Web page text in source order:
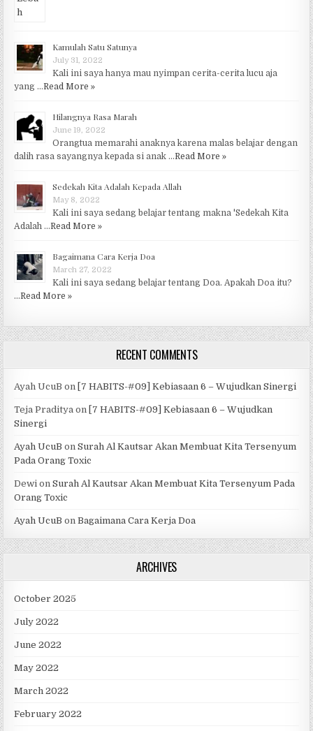
Kamulah Satu Satunya
July 31, 2022
Kali ini saya hanya mau nyimpan cerita-cerita lucu aja
yang …Read More »
Hilangnya Rasa Marah
June 19, 2022
Orangtua memarahi anaknya karena malas belajar dengan
dalih rasa sayangnya kepada si anak …Read More »
Sedekah Kita Adalah Kepada Allah
May 8, 2022
Kali ini saya sedang belajar tentang makna 'Sedekah Kita
Adalah …Read More »
Bagaimana Cara Kerja Doa
March 27, 2022
Kali ini saya sedang belajar tentang Doa. Apakah Doa itu?
…Read More »
RECENT COMMENTS
Ayah UcuB on [7 HABITS-#09] Kebiasaan 6 – Wujudkan Sinergi
Teja Praditya on [7 HABITS-#09] Kebiasaan 6 – Wujudkan
Sinergi
Ayah UcuB onSurah Al Kautsar Akan Membuat Kita Tersenyum
Pada Orang Toxic
Dewi onSurah Al Kautsar Akan Membuat Kita Tersenyum Pada
Orang Toxic
Ayah UcuB onBagaimana Cara Kerja Doa
ARCHIVES
October 2025
July 2022
June 2022
May 2022
March 2022
February 2022